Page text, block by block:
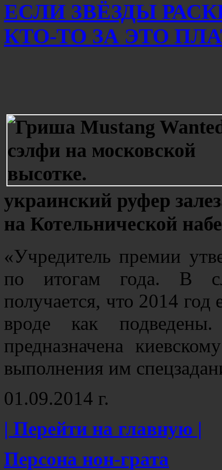
ЕСЛИ ЗВЁЗДЫ
КТО-ТО ЗА ЭТО
украинский руфер
на Котельнической
«Учредитель премии
по итогам года. В
получается, что 2014
вроде как
предназначена
выполнения им
01.09.2014 г.
| Перейти на главную |
Персона нон-грата